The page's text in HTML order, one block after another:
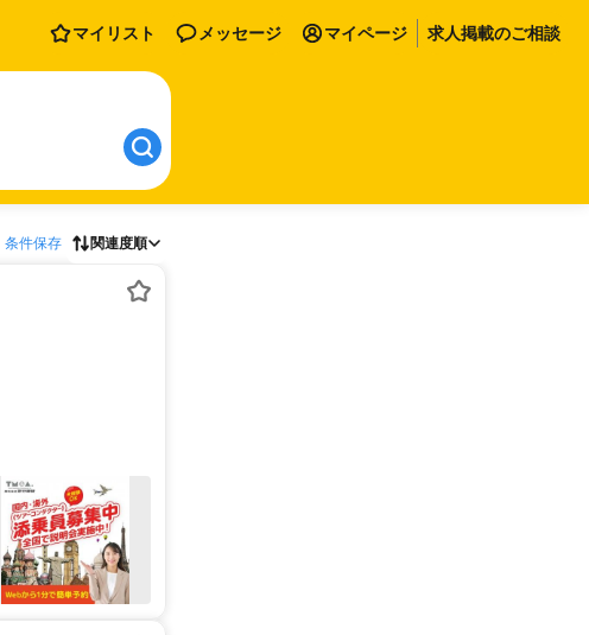
マイリスト メッセージ マイページ 求人掲載のご相談
条件保存 関連度順